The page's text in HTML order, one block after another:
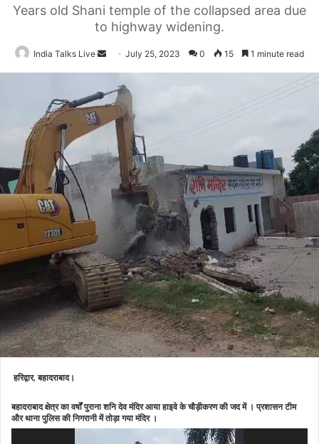
Years old Shani temple of the collapsed area due
to highway widening.
India Talks Live
Send
an
email
July 25, 2023 0 15 1 minute read
हरिद्वार, बहादराबाद।
बहादराबाद क्षेत्र का वर्षों पुराना शनि देव मंदिर आया हाइवे के चौड़ीकरण की जद में । प्रशासन टीम
और थाना पुलिस की निगरानी में तोड़ा गया मंदिर ।